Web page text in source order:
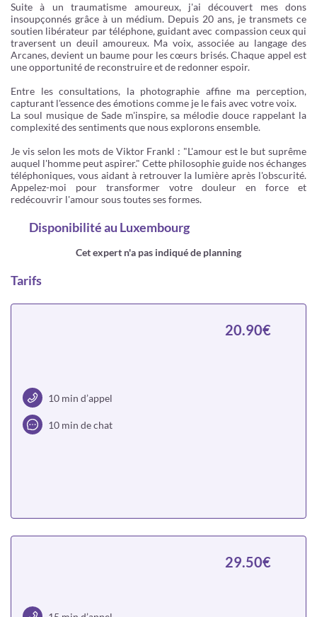
Suite à un traumatisme amoureux, j'ai découvert mes dons
insoupçonnés grâce à un médium. Depuis 20 ans, je transmets ce
soutien libérateur par téléphone, guidant avec compassion ceux qui
traversent un deuil amoureux. Ma voix, associée au langage des
Arcanes, devient un baume pour les cœurs brisés. Chaque appel est
une opportunité de reconstruire et de redonner espoir.
Entre les consultations, la photographie affine ma perception,
capturant l'essence des émotions comme je le fais avec votre voix.
La soul musique de Sade m'inspire, sa mélodie douce rappelant la
complexité des sentiments que nous explorons ensemble.
Je vis selon les mots de Viktor Frankl : "L'amour est le but suprême
auquel l'homme peut aspirer." Cette philosophie guide nos échanges
téléphoniques, vous aidant à retrouver la lumière après l'obscurité.
Appelez-moi pour transformer votre douleur en force et
redécouvrir l'amour sous toutes ses formes.
Disponibilitéau Luxembourg
Cet expert n'a pas indiqué de planning
Tarifs
10 min d’appel
10 min de chat
20.90€
29.50€